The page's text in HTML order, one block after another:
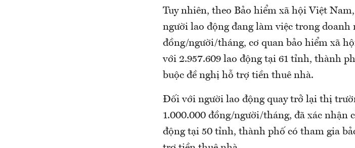
Tuy nhiên, theo Bảo hiểm xã hội Việt
người lao động đang làm việc trong
đồng/người/tháng, cơ quan bảo hiểm xã
với 2.957.609 lao động tại 61 tỉnh, thành
buộc đề nghị hỗ trợ tiền thuê nhà.
Đối với người lao động quay trở lại thị
1.000.000 đồng/người/tháng, đã xác nhận
động tại 50 tỉnh, thành phố có tham gia